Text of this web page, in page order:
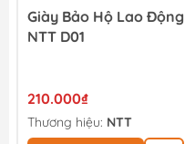
Giày Bảo Hộ Lao Động
NTT D01
210.000₫
Thương hiệu: NTT